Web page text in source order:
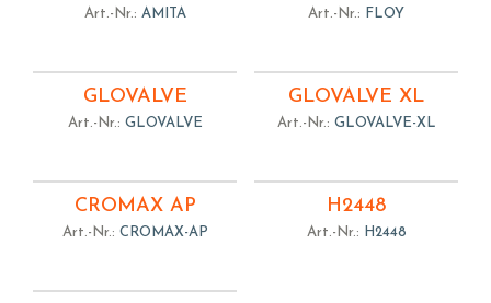
Art.-Nr.: AMITA Art.-Nr.: FLOY
GLOVALVE
Art.-Nr.: GLOVALVE
GLOVALVE XL
Art.-Nr.: GLOVALVE-XL
CROMAX AP
Art.-Nr.: CROMAX-AP
H2448
Art.-Nr.: H2448